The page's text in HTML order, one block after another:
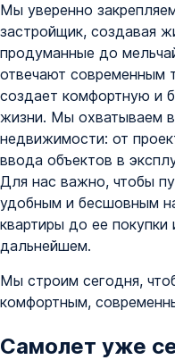
Мы уверенно
застройщик, создавая
продуманные до
отвечают современным
создает комфортную и
жизни. Мы охватываем
недвижимости: от
ввода объектов в
Для нас важно, чтобы
удобным и бесшовным
квартиры до ее
дальнейшем.
Мы строим сегодня,
комфортным,
Самолет уже